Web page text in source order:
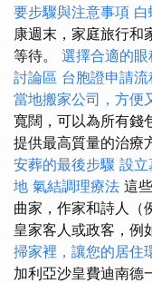
要步驟與注意事項
康週末，家庭旅行和
等待。 選擇合適的
討論區 台胞證申請
當地搬家公司，方便
寬闊，可以為所有錢
提供最高質量的治療
安葬的最後步驟 設立
地 氣結調理療法 這
曲家，作家和詩人（
皇家客人或政客，例
掃家裡，讓您的居住
加利亞沙皇費迪南德